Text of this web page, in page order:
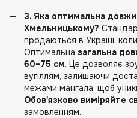
3. Яка оптимальна
Хмельницькому?
продаються в Україні,
Оптимальна загальна
60–75 см. Це дозволяє
вугіллям, залишаючи
межами мангала, щоб
Обов'язково виміряйте
замовленням.